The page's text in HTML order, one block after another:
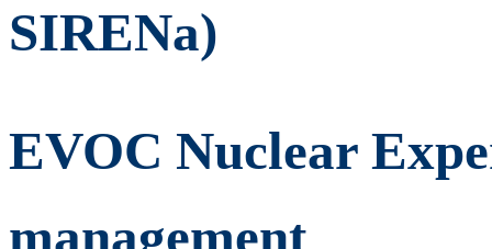
SIRENa)
EVOC Nuclear
management